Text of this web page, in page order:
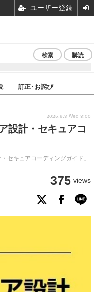
検索 購読
訂正･お詫び
設計・セキュアコ
セキュアコーディングガイド」
375 views
2025.9.3 Wed 8:00
ユーザー登録